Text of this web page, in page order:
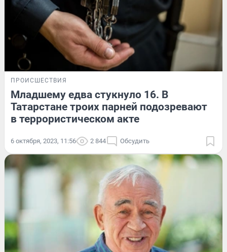
ПРОИСШЕСТВИЯ
Младшему едва стукнуло 16. В
Татарстане троих парней подозревают
в террористическом акте
6 октября, 2023, 11:56 2 844 Обсудить